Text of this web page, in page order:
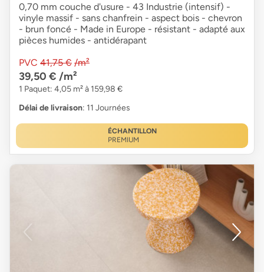
0,70 mm couche d'usure - 43 Industrie (intensif) -
vinyle massif - sans chanfrein - aspect bois - chevron
- brun foncé - Made in Europe - résistant - adapté aux
pièces humides - antidérapant
PVC 41,75 € /m²
39,50 € /m²
1 Paquet: 4,05 m² à 159,98 €
Délai de livraison: 11 Journées
ÉCHANTILLON
PREMIUM